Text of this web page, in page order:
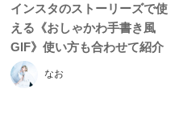
なお
インスタのストーリーズで使
える《おしゃかわ手書き風
GIF》使い方も合わせて紹介
します♡